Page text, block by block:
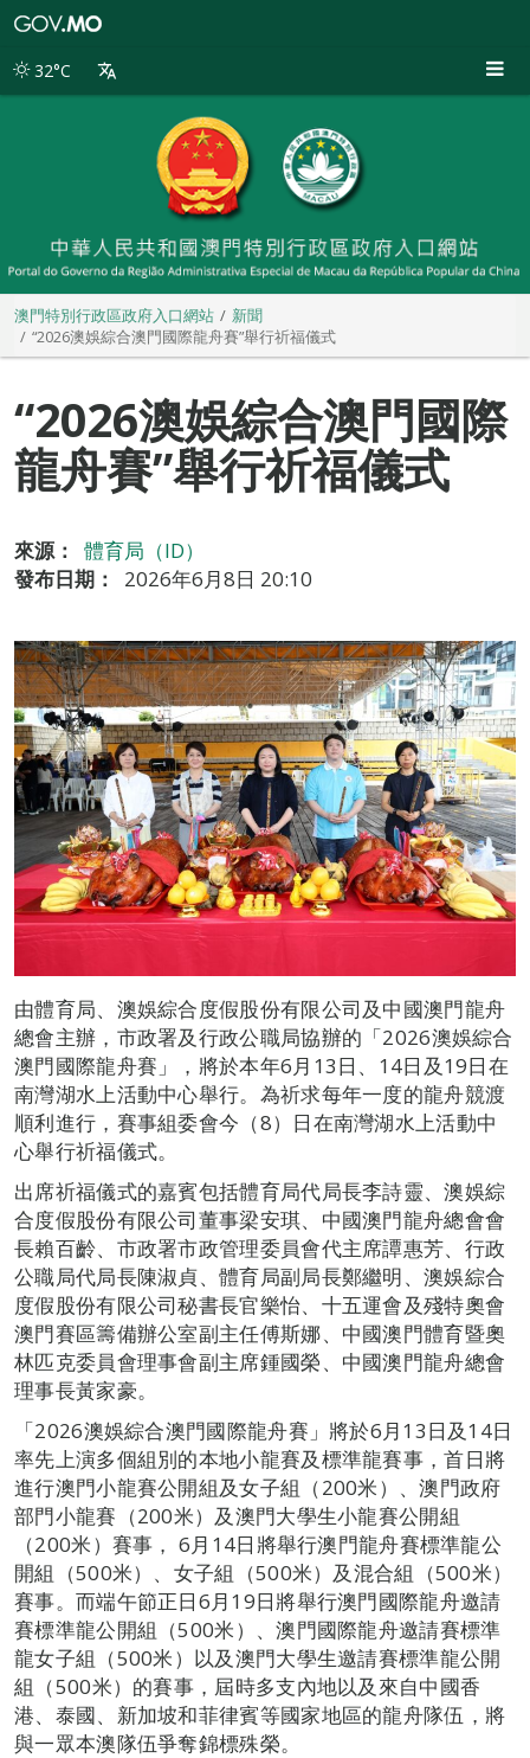
別
32°C
澳門特別行政區政府入口網站
新聞
“2026澳娛綜合澳門國際龍舟賽”舉行祈福儀式
“2026澳娛綜合澳門國際
龍舟賽”舉行祈福儀式
來源：
體育局（ID）
發布日期：
2026年6月8日 20:10
由體育局、澳娛綜合度假股份有限公司及中國澳門龍舟
總會主辦，市政署及行政公職局協辦的「2026澳娛綜合
澳門國際龍舟賽」，將於本年6月13日、14日及19日在
南灣湖水上活動中心舉行。為祈求每年一度的龍舟競渡
順利進行，賽事組委會今（8）日在南灣湖水上活動中
心舉行祈福儀式。
出席祈福儀式的嘉賓包括體育局代局長李詩靈、澳娛綜
合度假股份有限公司董事梁安琪、中國澳門龍舟總會會
長賴百齡、市政署市政管理委員會代主席譚惠芳、行政
公職局代局長陳淑貞、體育局副局長鄭繼明、澳娛綜合
度假股份有限公司秘書長官樂怡、十五運會及殘特奧會
澳門賽區籌備辦公室副主任傅斯娜、中國澳門體育暨奧
林匹克委員會理事會副主席鍾國榮、中國澳門龍舟總會
理事長黃家豪。
「2026澳娛綜合澳門國際龍舟賽」將於6月13日及14日
率先上演多個組別的本地小龍賽及標準龍賽事，首日將
進行澳門小龍賽公開組及女子組（200米）、澳門政府
部門小龍賽（200米）及澳門大學生小龍賽公開組
（200米）賽事， 6月14日將舉行澳門龍舟賽標準龍公
開組（500米）、女子組（500米）及混合組（500米）
賽事。而端午節正日6月19日將舉行澳門國際龍舟邀請
賽標準龍公開組（500米）、澳門國際龍舟邀請賽標準
龍女子組（500米）以及澳門大學生邀請賽標準龍公開
組（500米）的賽事，屆時多支內地以及來自中國香
港、泰國、新加坡和菲律賓等國家地區的龍舟隊伍，將
與一眾本澳隊伍爭奪錦標殊榮。